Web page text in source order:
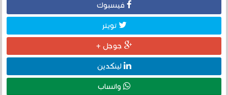
فيسبوك
تويتر
جوجل +
لينكدين
واتساب